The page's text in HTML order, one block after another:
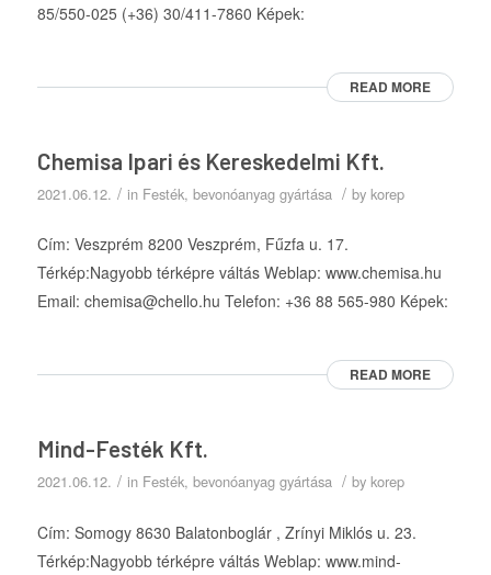
85/550-025 (+36) 30/411-7860 Képek:
READ MORE
Chemisa Ipari és Kereskedelmi Kft.
2021.06.12. / in Festék, bevonóanyag gyártása / by korep
Cím: Veszprém 8200 Veszprém, Fűzfa u. 17.
Térkép:Nagyobb térképre váltás Weblap: www.chemisa.hu
Email: chemisa@chello.hu Telefon: +36 88 565-980 Képek:
READ MORE
Mind-Festék Kft.
2021.06.12. / in Festék, bevonóanyag gyártása / by korep
Cím: Somogy 8630 Balatonboglár , Zrínyi Miklós u. 23.
Térkép:Nagyobb térképre váltás Weblap: www.mind-